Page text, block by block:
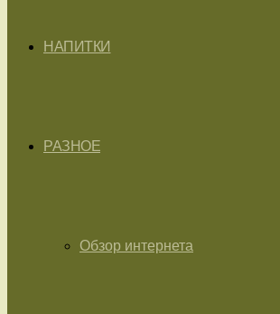
НАПИТКИ
РАЗНОЕ
Обзор интернета